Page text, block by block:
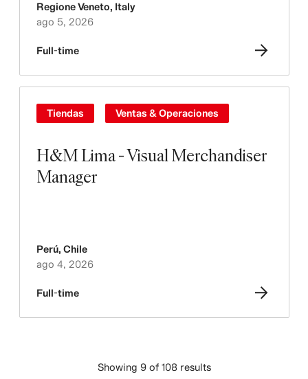
Regione Veneto, Italy
ago 5, 2026
Full-time
H&M Lima - Visual Merchandiser
Manager
Tiendas Ventas & Operaciones
Perú, Chile
ago 4, 2026
Full-time
Showing 9 of 108 results